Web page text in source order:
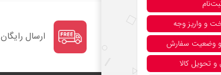
از فروشگاه ارسال رایگان